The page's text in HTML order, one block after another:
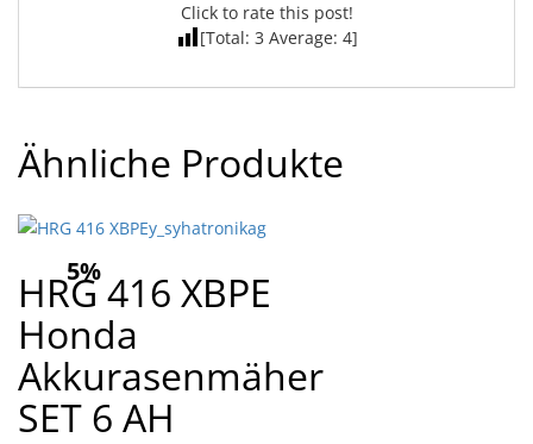
Click to rate this post!
[Total: 3 Average: 4]
Ähnliche Produkte
5%
HRG 416 XBPE
Honda
Akkurasenmäher
SET 6 AH